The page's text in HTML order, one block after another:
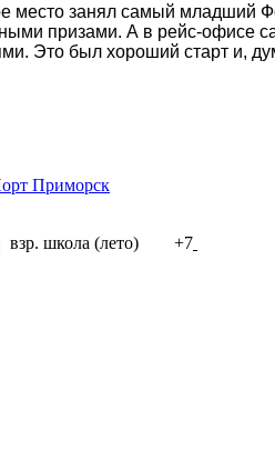
место занял самый младший
призами. А в рейс-офисе
Это был хороший старт и,
Приморск
взр. школа (лето) +7